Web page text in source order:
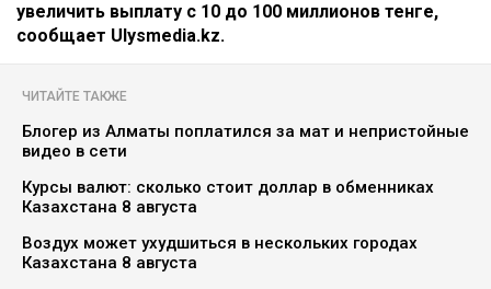
увеличить выплату с 10 до 100 миллионов тенге,
сообщает Ulysmedia.kz.
ЧИТАЙТЕ ТАКЖЕ
Блогер из Алматы поплатился за мат и непристойные
видео в сети
Курсы валют: сколько стоит доллар в обменниках
Казахстана 8 августа
Воздух может ухудшиться в нескольких городах
Казахстана 8 августа